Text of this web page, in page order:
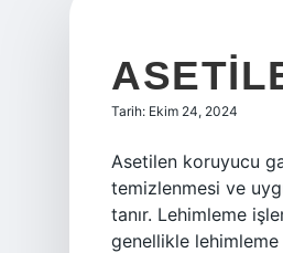
Tarih: Ekim 24, 2024
Asetilen koruyucu
temizlenmesi ve
tanır. Lehimleme
genellikle